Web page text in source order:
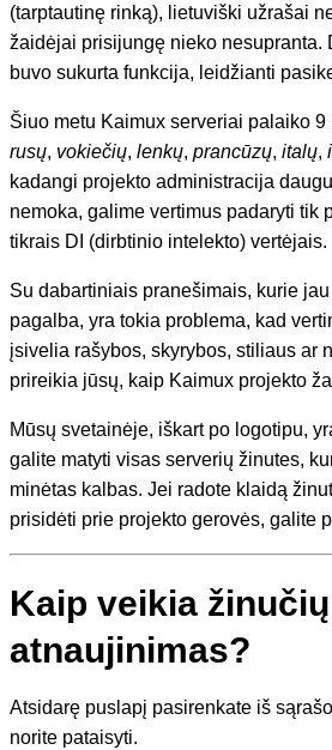
(tarptautinę rinką), lietuviški užrašai
žaidėjai prisijungę nieko nesupranta.
buvo sukurta funkcija, leidžianti
Šiuo metu Kaimux serveriai palaiko 9
rusų, vokiečių, lenkų, prancūzų, italų,
kadangi projekto administracija
nemoka, galime vertimus padaryti tik
tikrais DI (dirbtinio intelekto) vertėjais.
Su dabartiniais pranešimais, kurie jau
pagalba, yra tokia problema, kad
įsivelia rašybos, skyrybos, stiliaus ar
prireikia jūsų, kaip Kaimux projekto
Mūsų svetainėje, iškart po logotipu,
galite matyti visas serverių žinutes,
minėtas kalbas. Jei radote klaidą
prisidėti prie projekto gerovės, galite
Kaip veikia žinučių
atnaujinimas?
Atsidarę puslapį pasirenkate iš
norite pataisyti.